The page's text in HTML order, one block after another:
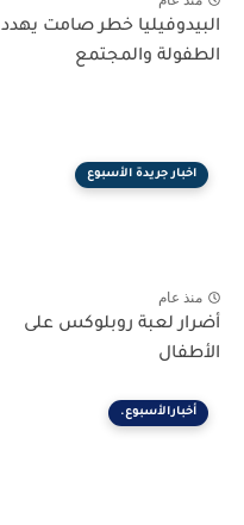
البيدوفيليا خطر صامت يهدد
الطفولة والمجتمع
اخبار جريدة الأسبوع
منذ عام
أضرار لعبة روبلوكس على
الأطفال
أخبارالأسبوع.